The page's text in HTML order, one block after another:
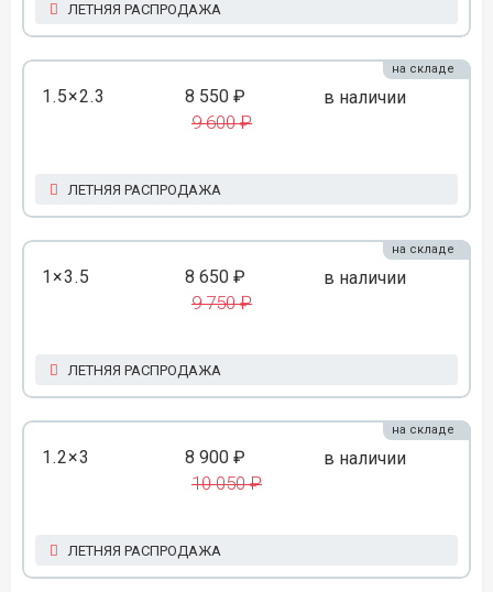
ЛЕТНЯЯ РАСПРОДАЖА
1.5×2.3 8 550 ₽
9 600 ₽
в наличии
на складе
ЛЕТНЯЯ РАСПРОДАЖА
1×3.5 8 650 ₽
9 750 ₽
в наличии
на складе
ЛЕТНЯЯ РАСПРОДАЖА
1.2×3 8 900 ₽
10 050 ₽
в наличии
на складе
ЛЕТНЯЯ РАСПРОДАЖА